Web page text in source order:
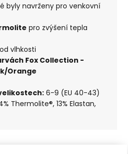
byly navrženy pro venkovní
pro zvýšení tepla
vlhkosti
Fox Collection -
Orange
6-9 (EU 40-43)
Thermolite®, 13% Elastan,